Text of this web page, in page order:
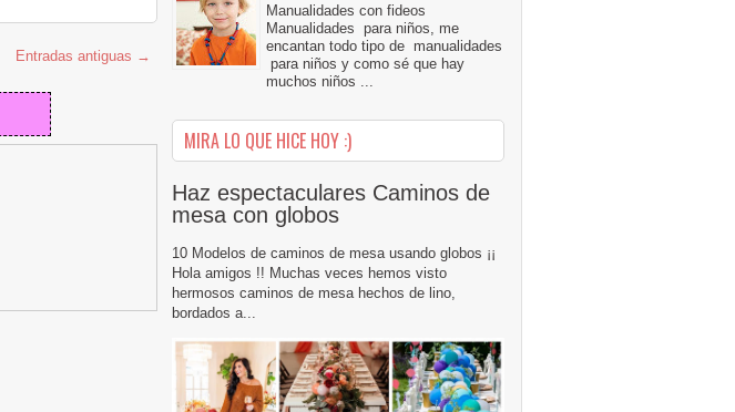
Entradas antiguas →
Manualidades con fideos
Manualidades para niños, me
encantan todo tipo de manualidades
para niños y como sé que hay
muchos niños ...
MIRA LO QUE HICE HOY :)
Haz espectaculares Caminos de
mesa con globos
10 Modelos de caminos de mesa usando globos ¡¡
Hola amigos !! Muchas veces hemos visto
hermosos caminos de mesa hechos de lino,
bordados a...